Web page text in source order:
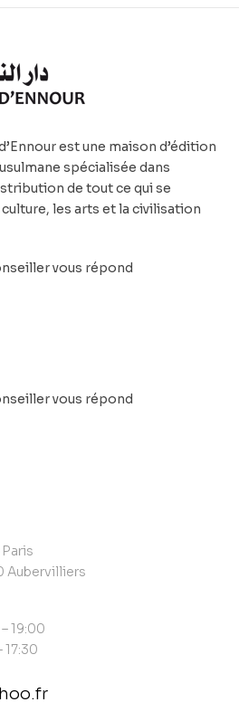
est une maison d’édition
spécialisée dans
de tout ce qui se
les arts et la civilisation
vous répond
vous répond
Aubervilliers
19:00
17:30